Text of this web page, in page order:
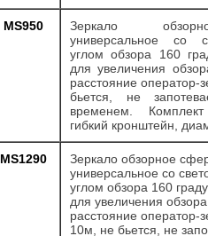
MS950
Зеркало
универсальное со
углом обзора 160
для увеличения
расстояние оператор-
бьется, не
временем.
гибкий кронштейн,
MS1290
Зеркало обзорное
универсальное со
углом обзора 160
для увеличения
расстояние оператор-
10м, не бьется, не